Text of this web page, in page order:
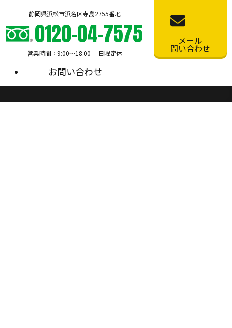
お問い合わせ
静岡県浜松市浜名区寺島2755番地
0120-04-7575
営業時間：9:00〜18:00 日曜定休
メール
問い合わせ